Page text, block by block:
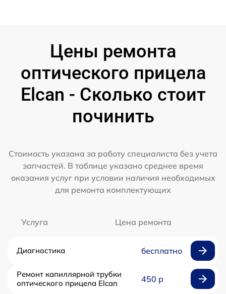
Цены ремонта
оптического прицела
Elcan - Сколько стоит
починить
Стоимость указана за работу специалиста без учета
запчастей. В таблице указано среднее время
оказания услуг при условии наличия необходимых
для ремонта комплектующих
Услуга Цена ремонта
Диагностика бесплатно
Ремонт капиллярной трубки
оптического прицела Elcan
450 р